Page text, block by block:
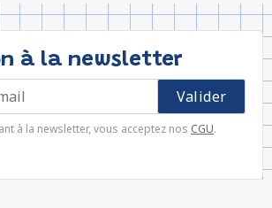
à la newsletter
à la newsletter, vous acceptez nos CGU.